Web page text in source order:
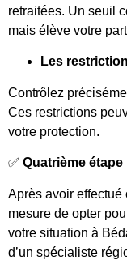
retraitées. Un seuil
mais élève votre
Les
Contrôlez
Ces restrictions
votre protection.
✅ Quatrième
Après avoir effectué
mesure de opter
votre situation à
d’un spécialiste